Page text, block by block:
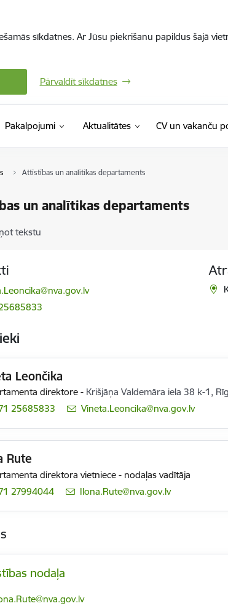
sīkdatnes. Ar Jūsu piekrišanu papildus šajā
Pārvaldīt sīkdatnes
Pakalpojumi Aktualitātes CV un vakanču
Attīstības un analītikas departaments
un analītikas departaments
tekstu
Leončika
direktore - Krišjāņa Valdemāra iela 38 k-1,
25685833
E-pasts:
Vineta.Leoncika@nva.gov.lv
Rute
direktora vietniece - nodaļas vadītāja
27994044
E-pasts:
Ilona.Rute@nva.gov.lv
nodaļa
pasts: